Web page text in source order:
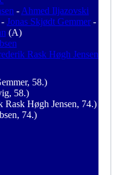
- Ahmed Iljazovski
- Jonas Skjødt Gemmer -
(A)
Rask Høgh Jensen
58.)
58.)
Rask Høgh Jensen, 74.)
74.)